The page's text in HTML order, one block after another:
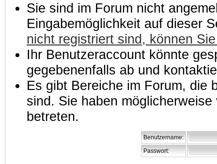
Sie sind im Forum nicht
Eingabemöglichkeit auf dieser
nicht registriert sind, können
Ihr Benutzeraccount könnte
gegebenenfalls ab und
Es gibt Bereiche im Forum, die
sind. Sie haben
betreten.
Benutzername:
Passwort: